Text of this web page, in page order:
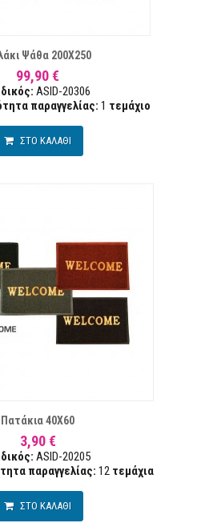
Ψάθα 200Χ250
99,90 €
ASID-20306
παραγγελίας: 1 τεμάχιο
ΣΤΟ ΚΑΛΑΘΙ
Πατάκια 40Χ60
3,90 €
ASID-20205
παραγγελίας: 12 τεμάχια
ΣΤΟ ΚΑΛΑΘΙ